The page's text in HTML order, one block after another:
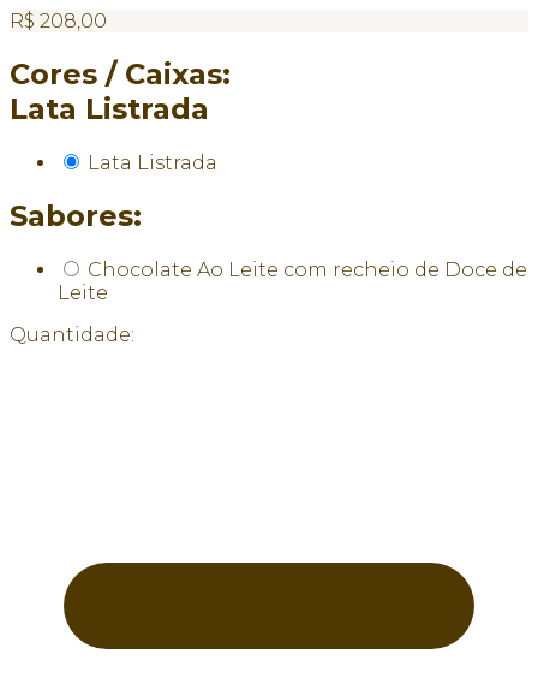
R$ 208,00
Cores / Caixas:
Lata Listrada
Lata Listrada
Sabores:
Chocolate Ao Leite com recheio de Doce de
Leite
Quantidade: